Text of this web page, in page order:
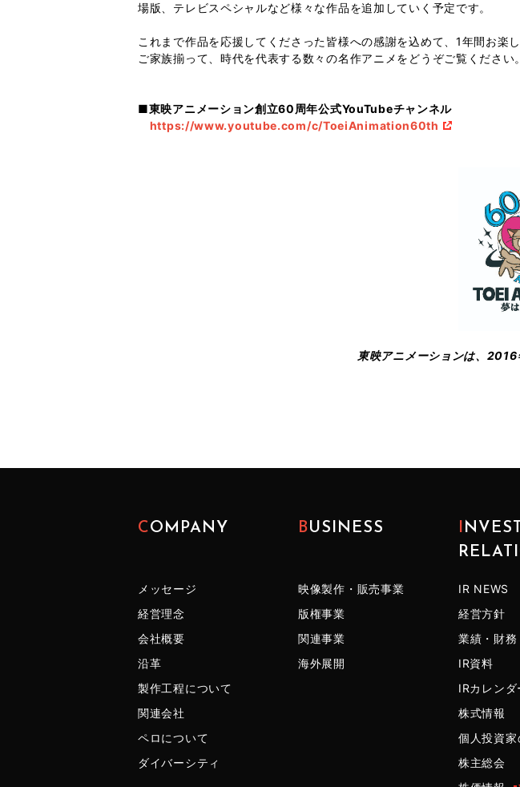
場版、テレビスペシャルなど様々な作品を追加していく予定です。
これまで作品を応援してくださった皆様への感謝を込めて、1年間お楽
ご家族揃って、時代を代表する数々の名作アニメをどうぞご覧ください。
■東映アニメーション創立60周年公式YouTubeチャンネル
https://www.youtube.com/c/ToeiAnimation60th
東映アニメーションは、
COMPANY
メッセージ
経営理念
会社概要
沿革
製作工程について
関連会社
ペロについて
ダイバーシティ
BUSINESS
映像製作・販売事業
版権事業
関連事業
海外展開
IR NEWS
経営方針
業績・財務
IR資料
IRカレンダ
株式情報
個人投資
株主総会